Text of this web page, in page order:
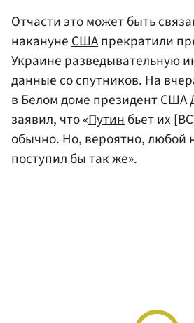
Отчасти это может быть
наканунеСШАпрекратили
Украине разведывательную
данные со спутников. На
в Белом доме президент США
заявил, что «Путинбьет их
обычно. Но, вероятно, любой
поступил бы так же».